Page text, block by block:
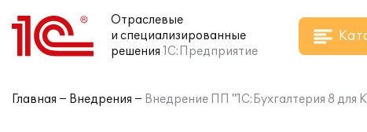
Отраслевые
и специализированные
решения 1С:Предприятие
Главная Внедрения Внедрение ПП "1С:Бухгалтерия 8